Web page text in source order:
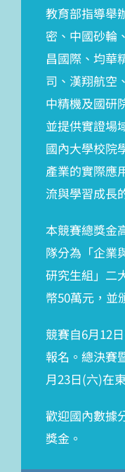
教育部指導舉
密、中國砂輪
昌國際、均華
司、漢翔航空
中精機及國研
並提供實證場
國內大學校院
產業的實際應
流與學習成長
本競賽總獎金
隊分為「企業
研究生組」二
幣50萬元，並
競賽自6月12
報名。總決賽
月23日(六)在
歡迎國內數據
獎金。